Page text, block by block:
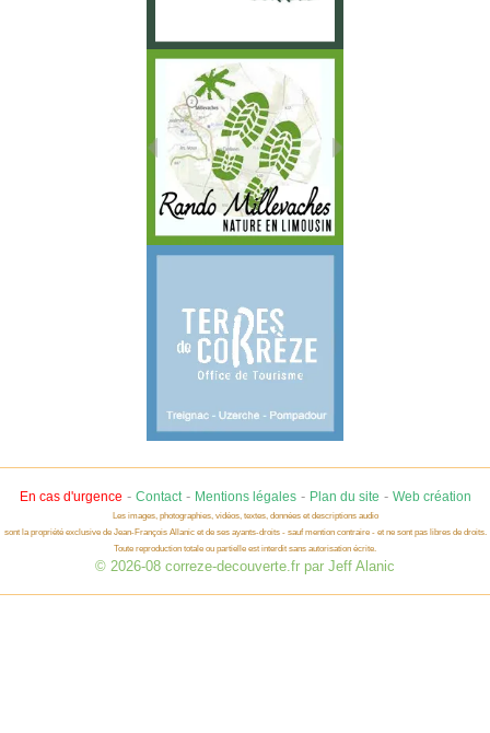
En cas d'urgence - Contact- Mentions légales- Plan du site - Web création
Les images, photographies, vidéos, textes, données et descriptions audio
sont la propriété exclusive de Jean-François Allanic et de ses ayants-droits - sauf mention contraire - et ne sont pas libres de droits.
Toute reproduction totale ou partielle est interdit sans autorisation écrite.
© 2026-08 correze-decouverte.fr par Jeff Alanic